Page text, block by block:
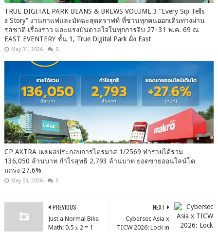
TRUE DIGITAL PARK BEANS & BREWS VOLUME 3 “Every Sip Tells
a Story” งานกาแฟและมัทฉะสุดคราฟท์ ที่ชวนทุกคนออกเดินทางผ่าน
รสชาติ เรื่องราว และแรงบันดาลใจในทุกการจิบ 27–31 พ.ค. 69 ณ
EAST EVENTERY ชั้น 1, True Digital Park ฝั่ง East
May 31, 2026 0
CP AXTRA เผยผลประกอบการไตรมาส 1/2569 ทำรายได้รวม
136,050 ล้านบาท กำไรสุทธิ 2,793 ล้านบาท ยอดขายออนไลน์โต
แกร่ง 27.6%
May 09, 2026 0
NEXT
Cybersec Asia x
TICW 2026: Lock in
PREVIOUS
Just a Normal Bike
Math: 0.5 х 2 = 1